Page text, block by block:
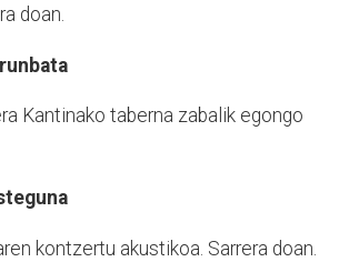
doan.
Kantinako taberna zabalik egongo
kontzertu akustikoa. Sarrera doan.